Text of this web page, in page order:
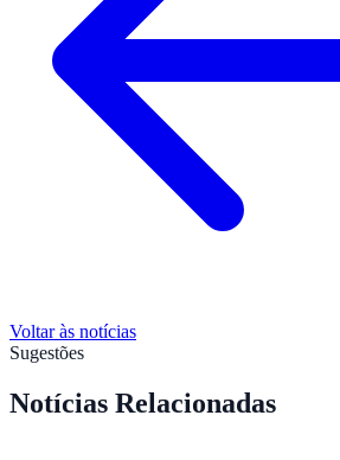
Voltar às notícias
Sugestões
Notícias Relacionadas